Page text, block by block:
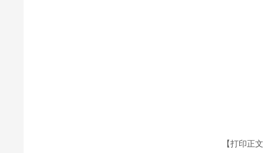
【打印正